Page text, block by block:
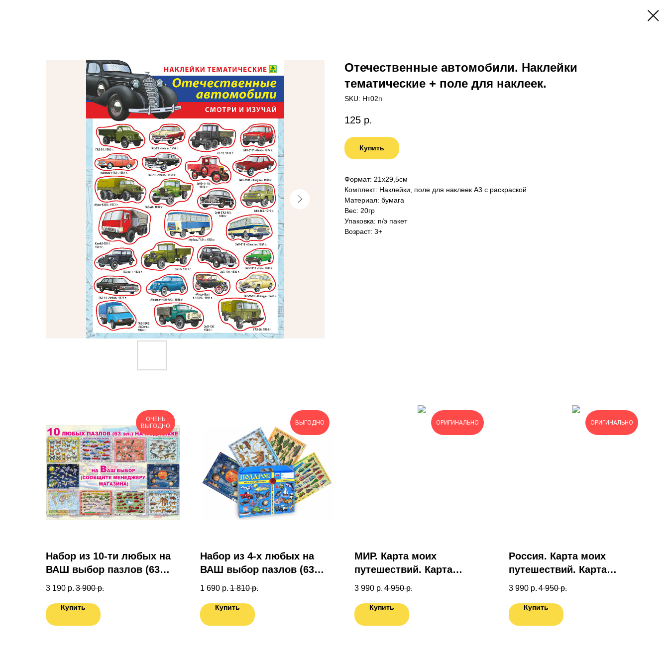
Отечественные автомобили. Наклейки
тематические + поле для наклеек.
SKU: Нт02п
125 р.
Купить
Формат: 21х29,5см
Комплект: Наклейки, поле для наклеек А3 с раскраской
Материал: бумага
Вес: 20гр
Упаковка: п/э пакет
Возраст: 3+
ОЧЕНЬ
ВЫГОДНО
Набор из 10-ти любых на
ВАШ выбор пазлов (63
эл.)
3 190 р. 3 900 р.
Купить
ВЫГОДНО
Набор из 4-х любых на
ВАШ выбор пазлов (63
эл.) в подарочной коробке
1 690 р. 1 810 р.
Купить
ОРИГИНАЛЬНО
МИР. Карта моих
путешествий. Карта
подготовленная
Карта России в ПОДАРОК
3 990 р. 4 950 р.
Купить
ОРИГИНАЛЬНО
Россия. Карта моих
путешествий. Карта
подготовленная
Карта мира в ПОДАРОК
3 990 р. 4 950 р.
Купить